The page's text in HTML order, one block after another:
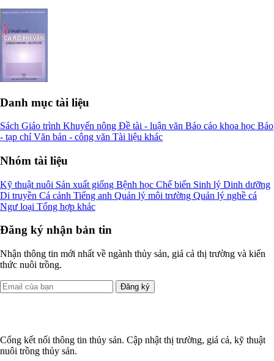
Danh mục tài liệu
Sách Giáo trình Khuyến nông Đề tài - luận văn Báo cáo khoa học Báo
- tạp chíVăn bản - công văn Tài liệu khác
Nhóm tài liệu
Kỹ thuật nuôi Sản xuất giống Bệnh học Chế biến Sinh lý Dinh dưỡng
Di truyền Cá cảnh Tiếng anh Quản lý môi trường Quản lý nghề cá
Ngư loại Tổng hợp khác
Đăng ký nhận bản tin
Nhận thông tin mới nhất về ngành thủy sản, giá cả thị trường và kiến
thức nuôi trồng.
Đăng ký
Cổng kết nối thông tin thủy sản. Cập nhật thị trường, giá cả, kỹ thuật
nuôi trồng thủy sản.